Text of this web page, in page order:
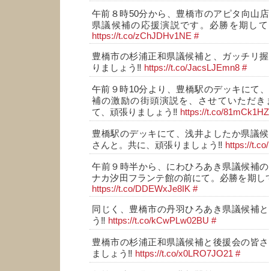
午前８時50分から、豊橋市のアピタ向山
県議候補の応援演説です。必勝を期し
https://t.co/zChJDHv1NE #
豊橋市の杉浦正和県議候補と、ガッチリ
りましょう‼️ https://t.co/JacsLJEmn8 #
午前９時10分より、豊橋駅のデッキにて
補の激励の街頭演説を、させていただ
て、頑張りましょう‼️ https://t.co/
豊橋駅のデッキにて、浅井よしたか県議
さんと。共に、頑張りましょう‼️ https://
午前９時半から、にわひろあき県議候補
ナカ汐田フランテ館の前にて。必勝を期し
https://t.co/DDEWxJe8IK #
同じく、豊橋市の丹羽ひろあき県議候補
う‼️ https://t.co/kCwPLw02BU #
豊橋市の杉浦正和県議候補と後援会の皆
ましょう‼️ https://t.co/x0LRO7JO21 #